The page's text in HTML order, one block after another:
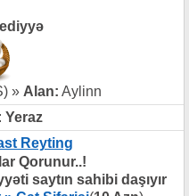
» Alan: Aylinn
Yeraz
Reyting
Qorunur..!
saytın sahibi daşıyır